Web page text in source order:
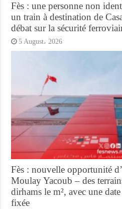
Fès : une personne non
un train à destination de
débat sur la sécurité
5 August، 2026
Fès : nouvelle opportunité
Moulay Yacoub – des
dirhams le m², avec une
fixée